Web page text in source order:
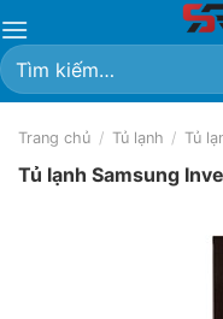
đến
nội
dung
Tìm
kiếm:
Trang chủ / Tủ lạnh / Tủ
Tủ lạnh Samsung